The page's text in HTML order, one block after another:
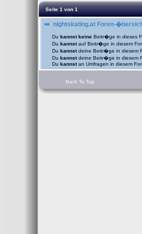
Seite 1 von 1
nightskating.at Foren-
Du kannst keine Beitr�ge in dieses
Du kannstauf Beitr�ge in diesem
Du kannstdeine Beitr�ge in diesem
Du kannstdeine Beitr�ge in diesem
Du kannstan Umfragen in diesem
Back To Top